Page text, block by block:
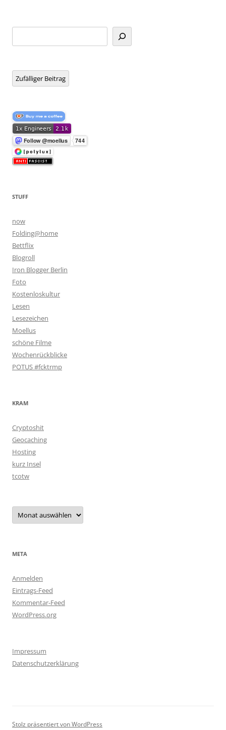
Zufälliger Beitrag
STUFF
now
Folding@home
Bettflix
Blogroll
Iron Blogger Berlin
Foto
Kostenloskultur
Lesen
Lesezeichen
Moellus
schöne Filme
Wochenrückblicke
POTUS #fcktrmp
KRAM
Cryptoshit
Geocaching
Hosting
kurz Insel
tcotw
Archiv
META
Anmelden
Eintrags-Feed
Kommentar-Feed
WordPress.org
Impressum
Datenschutzerklärung
Stolz präsentiert von WordPress